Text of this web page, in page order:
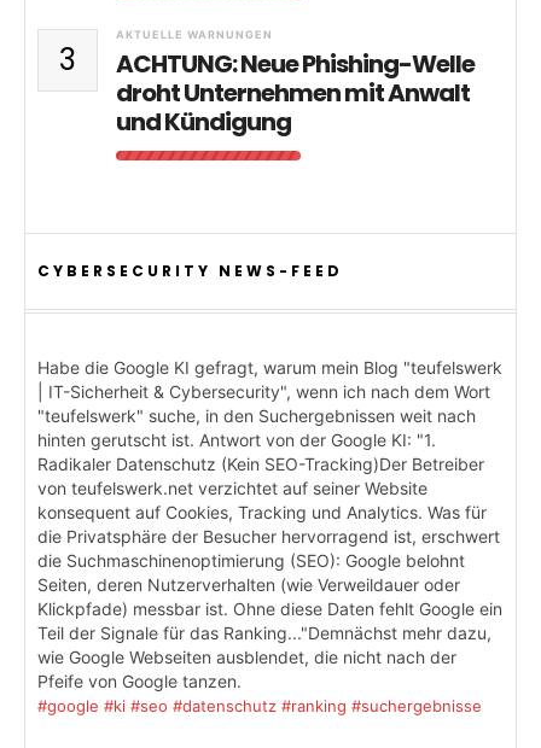
3
AKTUELLE WARNUNGEN
ACHTUNG: Neue Phishing-Welle
droht Unternehmen mit Anwalt
und Kündigung
CYBERSECURITY NEWS-FEED
Habe die Google KI gefragt, warum mein Blog "teufelswerk
| IT-Sicherheit & Cybersecurity", wenn ich nach dem Wort
"teufelswerk" suche, in den Suchergebnissen weit nach
hinten gerutscht ist. Antwort von der Google KI: "1.
Radikaler Datenschutz (Kein SEO-Tracking)Der Betreiber
von teufelswerk.net verzichtet auf seiner Website
konsequent auf Cookies, Tracking und Analytics. Was für
die Privatsphäre der Besucher hervorragend ist, erschwert
die Suchmaschinenoptimierung (SEO): Google belohnt
Seiten, deren Nutzerverhalten (wie Verweildauer oder
Klickpfade) messbar ist. Ohne diese Daten fehlt Google ein
Teil der Signale für das Ranking..."Demnächst mehr dazu,
wie Google Webseiten ausblendet, die nicht nach der
Pfeife von Google tanzen.
#google #ki #seo #datenschutz #ranking #suchergebnisse